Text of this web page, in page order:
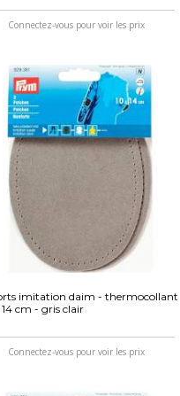
Connectez-vous pour voir les prix
imitation daim - thermocollant
14 cm - gris clair
Connectez-vous pour voir les prix